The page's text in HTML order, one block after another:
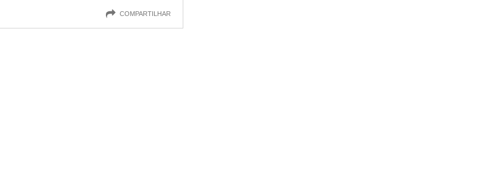
COMPARTILHAR